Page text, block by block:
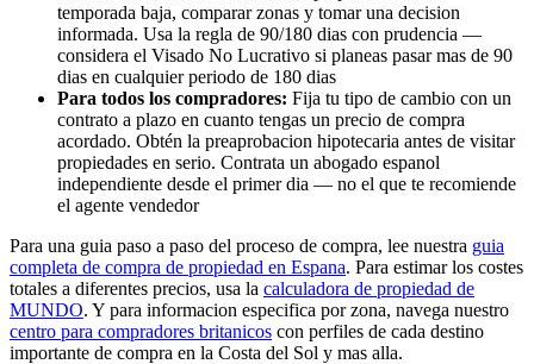
temporada baja, comparar zonas y tomar una decision
informada. Usa la regla de 90/180 dias con prudencia —
considera el Visado No Lucrativo si planeas pasar mas de 90
dias en cualquier periodo de 180 dias
Para todos los compradores: Fija tu tipo de cambio con un
contrato a plazo en cuanto tengas un precio de compra
acordado. Obtén la preaprobacion hipotecaria antes de visitar
propiedades en serio. Contrata un abogado espanol
independiente desde el primer dia — no el que te recomiende
el agente vendedor
Para una guia paso a paso del proceso de compra, lee nuestra guia
completa de compra de propiedad en Espana. Para estimar los costes
totales a diferentes precios, usa la calculadora de propiedad de
MUNDO. Y para informacion especifica por zona, navega nuestro
centro para compradores britanicos con perfiles de cada destino
importante de compra en la Costa del Sol y mas alla.